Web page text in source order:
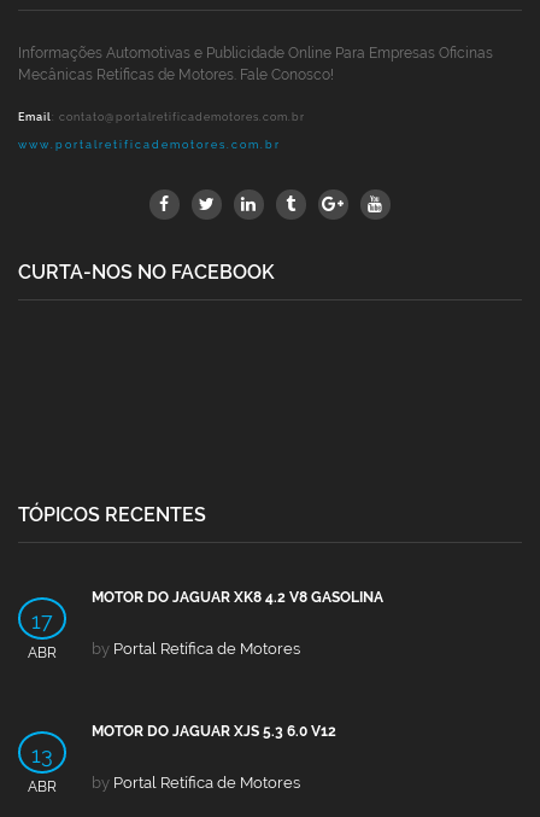
Informações Automotivas e Publicidade Online Para Empresas Oficinas
Mecânicas Retíficas de Motores. Fale Conosco!
Email: contato@portalretificademotores.com.br
www.portalretificademotores.com.br
CURTA-NOS NO FACEBOOK
TÓPICOS RECENTES
17
ABR
MOTOR DO JAGUAR XK8 4.2 V8 GASOLINA
by Portal Retífica de Motores
13
ABR
MOTOR DO JAGUAR XJS 5.3 6.0 V12
by Portal Retífica de Motores